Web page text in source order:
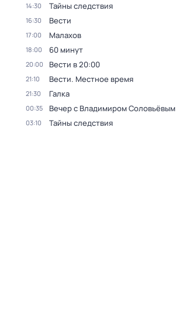
14:30 Тайны следствия
16:30 Вести
17:00 Малахов
18:00 60 минут
20:00 Вести в 20:00
21:10 Вести. Местное время
21:30 Галка
00:35 Вечер с Владимиром Соловьёвым
03:10 Тайны следствия